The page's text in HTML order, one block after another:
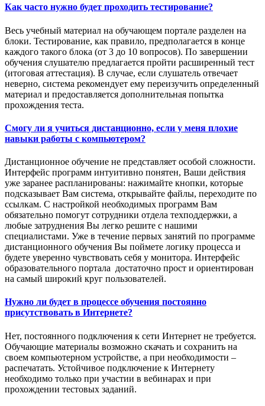
Как часто нужно будет проходить тестирование?
Весь учебный материал на обучающем портале разделен на
блоки. Тестирование, как правило, предполагается в конце
каждого такого блока (от 3 до 10 вопросов). По завершении
обучения слушателю предлагается пройти расширенный тест
(итоговая аттестация). В случае, если слушатель отвечает
неверно, система рекомендует ему переизучить определенный
материал и предоставляется дополнительная попытка
прохождения теста.
Смогу ли я учиться дистанционно, если у меня плохие
навыки работы с компьютером?
Дистанционное обучение не представляет особой сложности.
Интерфейс программ интуитивно понятен, Ваши действия
уже заранее распланированы: нажимайте кнопки, которые
подсказывает Вам система, открывайте файлы, переходите по
ссылкам. С настройкой необходимых программ Вам
обязательно помогут сотрудники отдела техподдержки, а
любые затруднения Вы легко решите с нашими
специалистами. Уже в течение первых занятий по программе
дистанционного обучения Вы поймете логику процесса и
будете уверенно чувствовать себя у монитора. Интерфейс
образовательного портала достаточно прост и ориентирован
на самый широкий круг пользователей.
Нужно ли будет в процессе обучения постоянно
присутствовать в Интернете?
Нет, постоянного подключения к сети Интернет не требуется.
Обучающие материалы возможно скачать и сохранить на
своем компьютерном устройстве, а при необходимости –
распечатать. Устойчивое подключение к Интернету
необходимо только при участии в вебинарах и при
прохождении тестовых заданий.